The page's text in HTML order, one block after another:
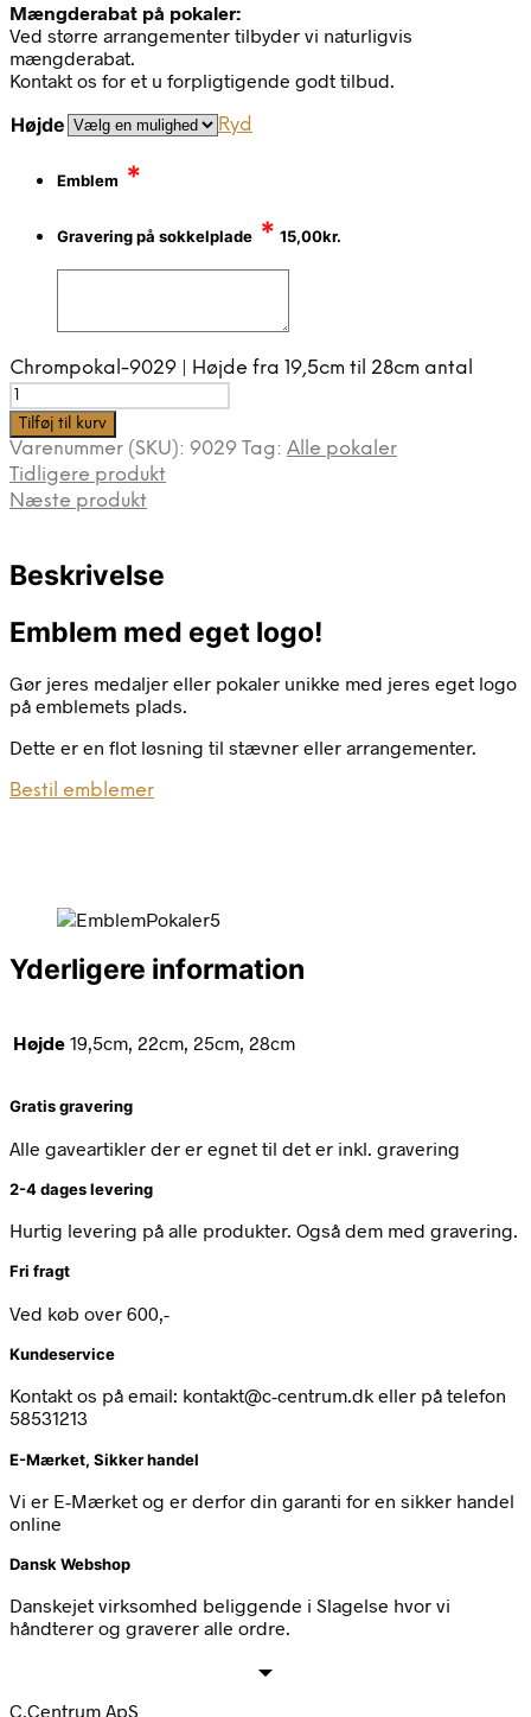
Mængderabat på pokaler:
Ved større arrangementer tilbyder vi naturligvis
mængderabat.
Kontakt os for et u forpligtigende godt tilbud.
Højde Ryd
Emblem *
Gravering på sokkelplade * 15,00kr.
Chrompokal-9029 | Højde fra 19,5cm til 28cm antal
Tilføj til kurv
Varenummer (SKU): 9029 Tag: Alle pokaler
Tidligere produkt
Næste produkt
Beskrivelse
Emblem med eget logo!
Gør jeres medaljer eller pokaler unikke med jeres eget logo
på emblemets plads.
Dette er en flot løsning til stævner eller arrangementer.
Bestil emblemer
Yderligere information
Højde 19,5cm, 22cm, 25cm, 28cm
Gratis gravering
Alle gaveartikler der er egnet til det er inkl. gravering
2-4 dages levering
Hurtig levering på alle produkter. Også dem med gravering.
Fri fragt
Ved køb over 600,-
Kundeservice
Kontakt os på email: kontakt@c-centrum.dk eller på telefon
58531213
E-Mærket, Sikker handel
Vi er E-Mærket og er derfor din garanti for en sikker handel
online
Dansk Webshop
Danskejet virksomhed beliggende i Slagelse hvor vi
håndterer og graverer alle ordre.
C.Centrum ApS